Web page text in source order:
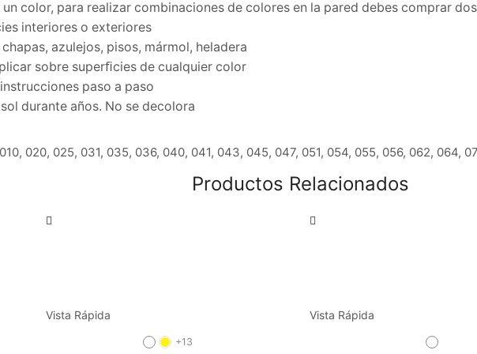
color, para realizar combinaciones de colores en la pared debes comprar
interiores o exteriores
azulejos, pisos, mármol, heladera
sobre superﬁcies de cualquier color
paso a paso
durante años. No se decolora
010, 020, 025, 031, 035, 036, 040, 041, 043, 045, 047, 051, 054, 055, 056, 062, 064,
Productos Relacionados
Vista Rápida
+13
Vista Rápida